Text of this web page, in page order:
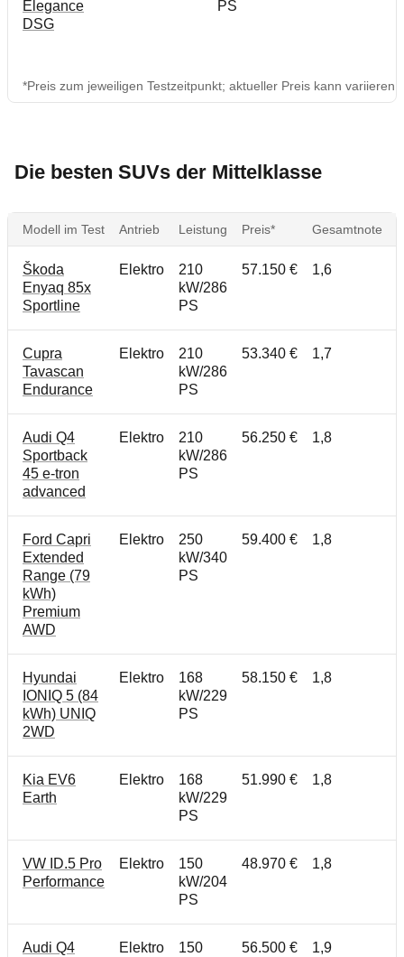
Elegance
DSG
PS
*Preis zum jeweiligen Testzeitpunkt; aktueller Preis kann variieren
Die besten SUVs der Mittelklasse
Modell im Test Antrieb Leistung Preis* Gesamtnote
Škoda
Enyaq 85x
Sportline
Elektro
210
kW/286
PS
57.150 € 1,6
Cupra
Tavascan
Endurance
Elektro
210
kW/286
PS
53.340 € 1,7
Audi Q4
Sportback
45 e-tron
advanced
Elektro
210
kW/286
PS
56.250 € 1,8
Ford Capri
Extended
Range (79
kWh)
Premium
AWD
Elektro
250
kW/340
PS
59.400 € 1,8
Hyundai
IONIQ 5 (84
kWh) UNIQ
2WD
Elektro
168
kW/229
PS
58.150 € 1,8
Kia EV6
Earth
Elektro
168
kW/229
PS
51.990 € 1,8
VW ID.5 Pro
Performance
Elektro
150
kW/204
PS
48.970 € 1,8
Audi Q4
Elektro
150
56.500 € 1,9